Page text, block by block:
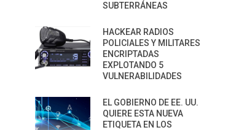
SUBTERRÁNEAS
HACKEAR RADIOS
POLICIALES Y MILITARES
ENCRIPTADAS
EXPLOTANDO 5
VULNERABILIDADES
EL GOBIERNO DE EE. UU.
QUIERE ESTA NUEVA
ETIQUETA EN LOS